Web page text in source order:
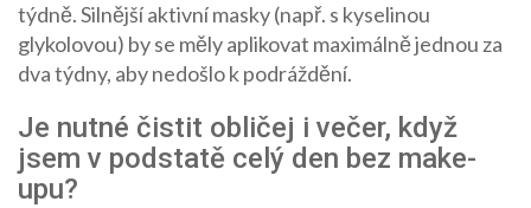
týdně. Silnější aktivní masky (např. s kyselinou
glykolovou) by se měly aplikovat maximálně jednou za
dva týdny, aby nedošlo k podráždění.
Je nutné čistit obličej i večer, když
jsem v podstatě celý den bez make-
upu?